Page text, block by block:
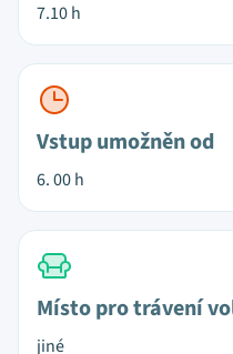
7.10 h
Vstup umožněn od
6. 00 h
Místo pro trávení
jiné